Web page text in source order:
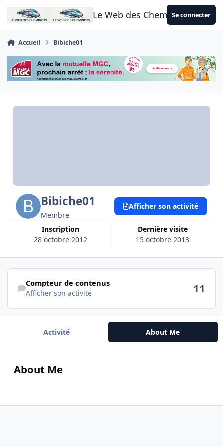
Aller au contenu
Le Web des CheminotsSe connecter
Accueil Bibiche01
Bibiche01
Membre
Inscription
28 octobre 2012
Dernière visite
15 octobre 2013
Afficher son activité
Afficher son activité
Compteur de contenus
Afficher son activité 11
Activité About Me
About Me